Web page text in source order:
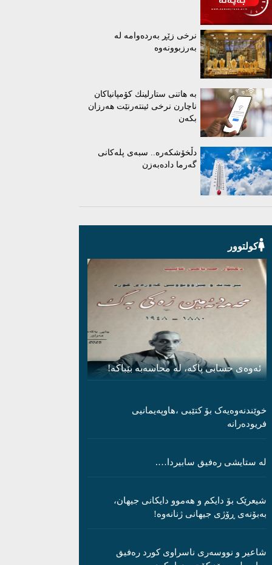
نرخی زێڕ بەردەوامە لە
بەرزبوونەوە
بە هاتنی ستارلینك كۆمپانیاكان
ناچارن نرخی ئینتەرنێت هەرزان
بكەن
دڵخۆشکەرە.. سبەی پلەکانی
گەرما دادەبەزن
کولتوور
ئەوەی حسابی پاکە، لە محاسەبە بێباکە!
خوێندنەوەیەک بۆ کتێبی ،هاوپەیمانیی
فریودەرانە
لە ستایشی رەفیق سابیردا….
شیعرێک بۆ دایکم و ھەموو دایکانی جیھان،
بەبۆنەی ڕۆژی جیھانی ژنانەوە!
شاعیر و نووسەری ناسراوی کورد رەفیق